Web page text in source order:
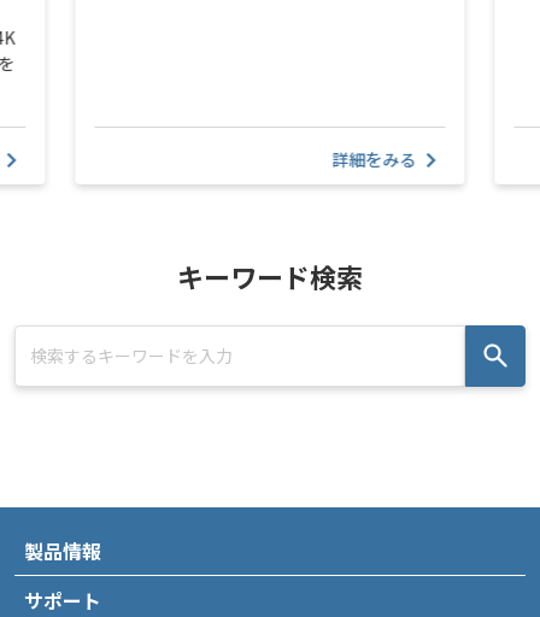
詳細をみる
キーワード検索
製品情報
サポート